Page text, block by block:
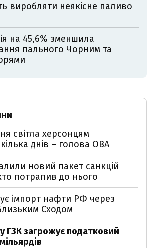
виробляти неякісне паливо
на 45,6% зменшила
пального Чорним та
світла херсонцям
днів – голова ОВА
новий пакет санкцій
потрапив до нього
імпорт нафти РФ через
Сходом
ГЗК загрожує податковий